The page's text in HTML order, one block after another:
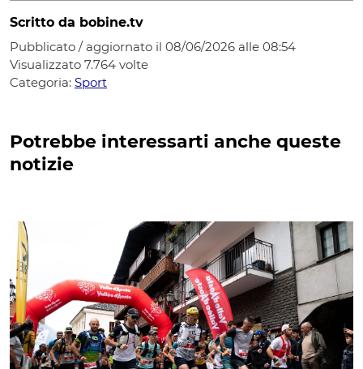
Scritto da bobine.tv
Pubblicato / aggiornato il 08/06/2026 alle 08:54
Visualizzato 7.764 volte
Categoria: Sport
Potrebbe interessarti anche queste
notizie